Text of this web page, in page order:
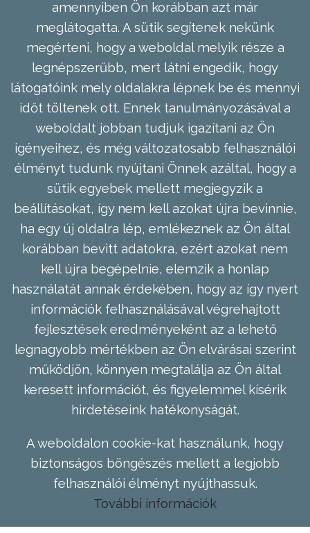
amennyiben Ön korábban azt már
meglátogatta. A sütik segítenek nekünk
megérteni, hogy a weboldal melyik része a
legnépszerűbb, mert látni engedik, hogy
látogatóink mely oldalakra lépnek be és mennyi
időt töltenek ott. Ennek tanulmányozásával a
weboldalt jobban tudjuk igazítani az Ön
igényeihez, és még változatosabb felhasználói
élményt tudunk nyújtani Önnek azáltal, hogy a
sütik egyebek mellett megjegyzik a
beállításokat, így nem kell azokat újra bevinnie,
ha egy új oldalra lép, emlékeznek az Ön által
korábban bevitt adatokra, ezért azokat nem
kell újra begépelnie, elemzik a honlap
használatát annak érdekében, hogy az így nyert
információk felhasználásával végrehajtott
fejlesztések eredményeként az a lehető
legnagyobb mértékben az Ön elvárásai szerint
működjön, könnyen megtalálja az Ön által
keresett információt, és figyelemmel kísérik
hirdetéseink hatékonyságát.
A weboldalon cookie-kat használunk, hogy
biztonságos böngészés mellett a legjobb
felhasználói élményt nyújthassuk.
További információk